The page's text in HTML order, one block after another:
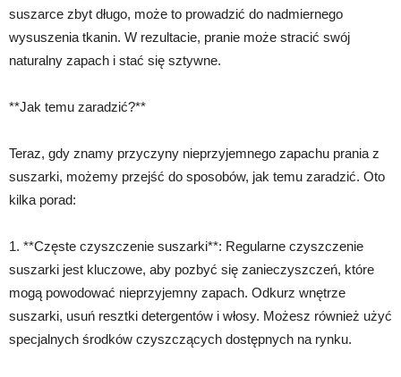
suszarce zbyt długo, może to prowadzić do nadmiernego
wysuszenia tkanin. W rezultacie, pranie może stracić swój
naturalny zapach i stać się sztywne.
**Jak temu zaradzić?**
Teraz, gdy znamy przyczyny nieprzyjemnego zapachu prania z
suszarki, możemy przejść do sposobów, jak temu zaradzić. Oto
kilka porad:
1. **Częste czyszczenie suszarki**: Regularne czyszczenie
suszarki jest kluczowe, aby pozbyć się zanieczyszczeń, które
mogą powodować nieprzyjemny zapach. Odkurz wnętrze
suszarki, usuń resztki detergentów i włosy. Możesz również użyć
specjalnych środków czyszczących dostępnych na rynku.